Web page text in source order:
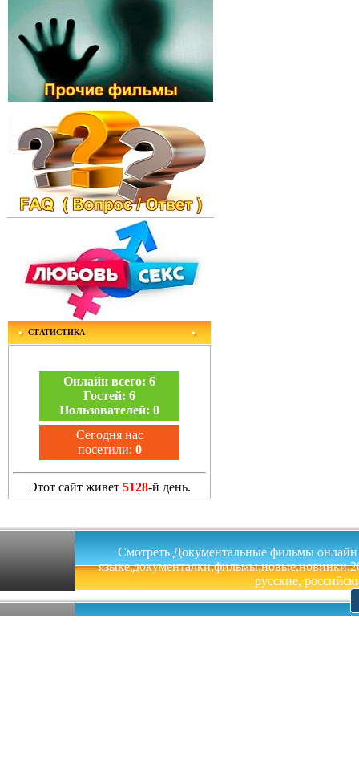
СТАТИСТИКА
Онлайн всего: 6
Гостей: 6
Пользователей: 0
Сегодня нас
посетили: 0
Этот сайт живет 5128-й день.
Смотреть Документальные фильмы онлайн
русские,